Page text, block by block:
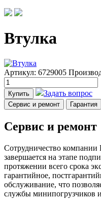
Втулка
Артикул: 6729005
Купить Задать вопрос
Сервис и ремонт Гарантия
Сервис и ремонт
Сотрудничество компании
завершается на этапе
протяжении всего срока
гарантийное,
обслуживание, что
службы минипогрузчиков